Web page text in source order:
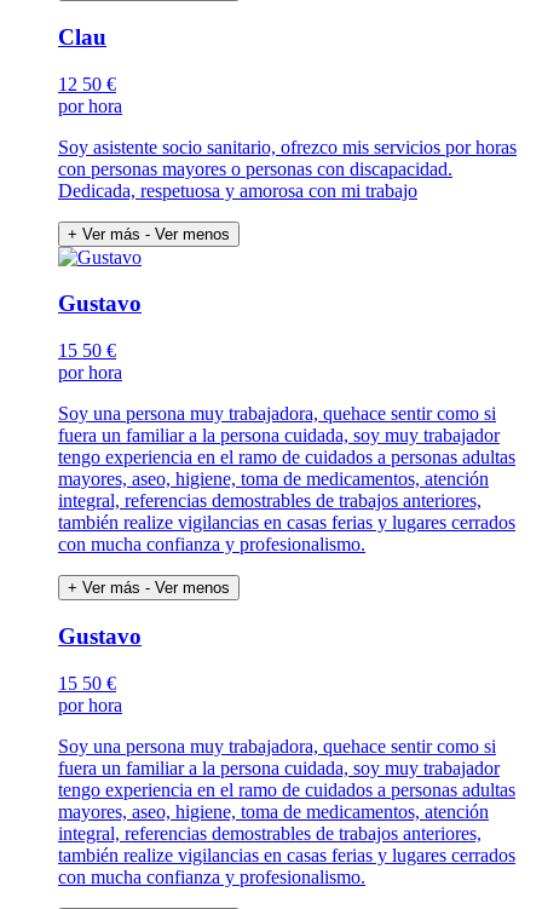
Clau
12 50 €
por hora
Soy asistente socio sanitario, ofrezco mis servicios por horas
con personas mayores o personas con discapacidad.
Dedicada, respetuosa y amorosa con mi trabajo
+ Ver más - Ver menos
Gustavo
15 50 €
por hora
Soy una persona muy trabajadora, quehace sentir como si
fuera un familiar a la persona cuidada, soy muy trabajador
tengo experiencia en el ramo de cuidados a personas adultas
mayores, aseo, higiene, toma de medicamentos, atención
integral, referencias demostrables de trabajos anteriores,
también realize vigilancias en casas ferias y lugares cerrados
con mucha confianza y profesionalismo.
+ Ver más - Ver menos
Gustavo
15 50 €
por hora
Soy una persona muy trabajadora, quehace sentir como si
fuera un familiar a la persona cuidada, soy muy trabajador
tengo experiencia en el ramo de cuidados a personas adultas
mayores, aseo, higiene, toma de medicamentos, atención
integral, referencias demostrables de trabajos anteriores,
también realize vigilancias en casas ferias y lugares cerrados
con mucha confianza y profesionalismo.